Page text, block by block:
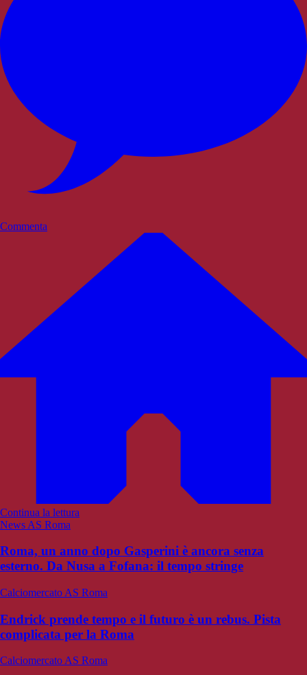
Commenta
Continua la lettura
News AS Roma
Roma, un anno dopo Gasperini è ancora senza
esterno. Da Nusa a Fofana: il tempo stringe
Calciomercato AS Roma
Endrick prende tempo e il futuro è un rebus. Pista
complicata per la Roma
Calciomercato AS Roma